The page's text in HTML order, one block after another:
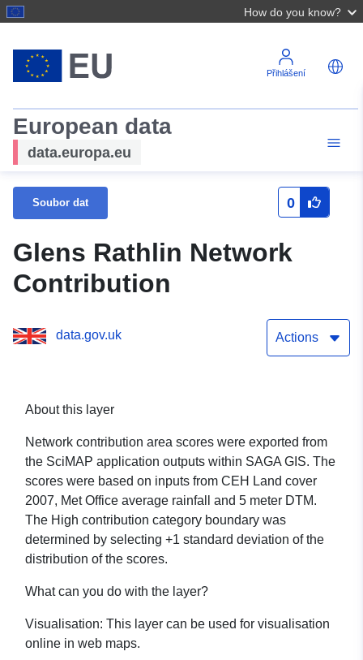
How do you know?
Přihlášení
European data
data.europa.eu
Soubor dat 0
Glens Rathlin Network
Contribution
data.gov.uk Actions
About this layer
Network contribution area scores were exported from
the SciMAP application outputs within SAGA GIS. The
scores were based on inputs from CEH Land cover
2007, Met Office average rainfall and 5 meter DTM.
The High contribution category boundary was
determined by selecting +1 standard deviation of the
distribution of the scores.
What can you do with the layer?
Visualisation: This layer can be used for visualisation
online in web maps.